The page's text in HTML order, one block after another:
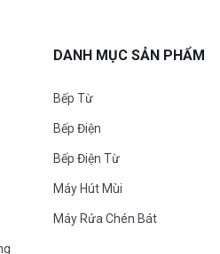
DANH MỤC SẢN PHẨM
Bếp Từ
Bếp Điện
Bếp Điện Từ
Máy Hút Mùi
Máy Rửa Chén Bát